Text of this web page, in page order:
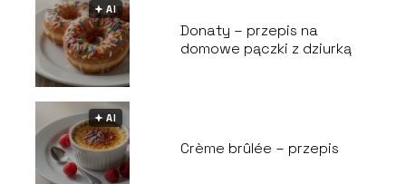
🟅 AI
Donaty – przepis na
domowe pączki z dziurką
🟅 AI
Crème brûlée – przepis